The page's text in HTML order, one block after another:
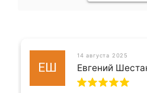
ЕШ
14 августа 2025
Евгений